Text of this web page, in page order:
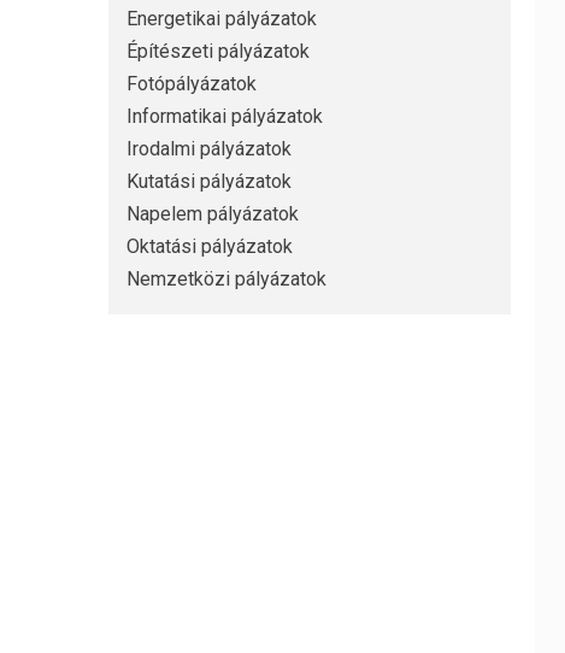
Energetikai pályázatok
Építészeti pályázatok
Fotópályázatok
Informatikai pályázatok
Irodalmi pályázatok
Kutatási pályázatok
Napelem pályázatok
Oktatási pályázatok
Nemzetközi pályázatok